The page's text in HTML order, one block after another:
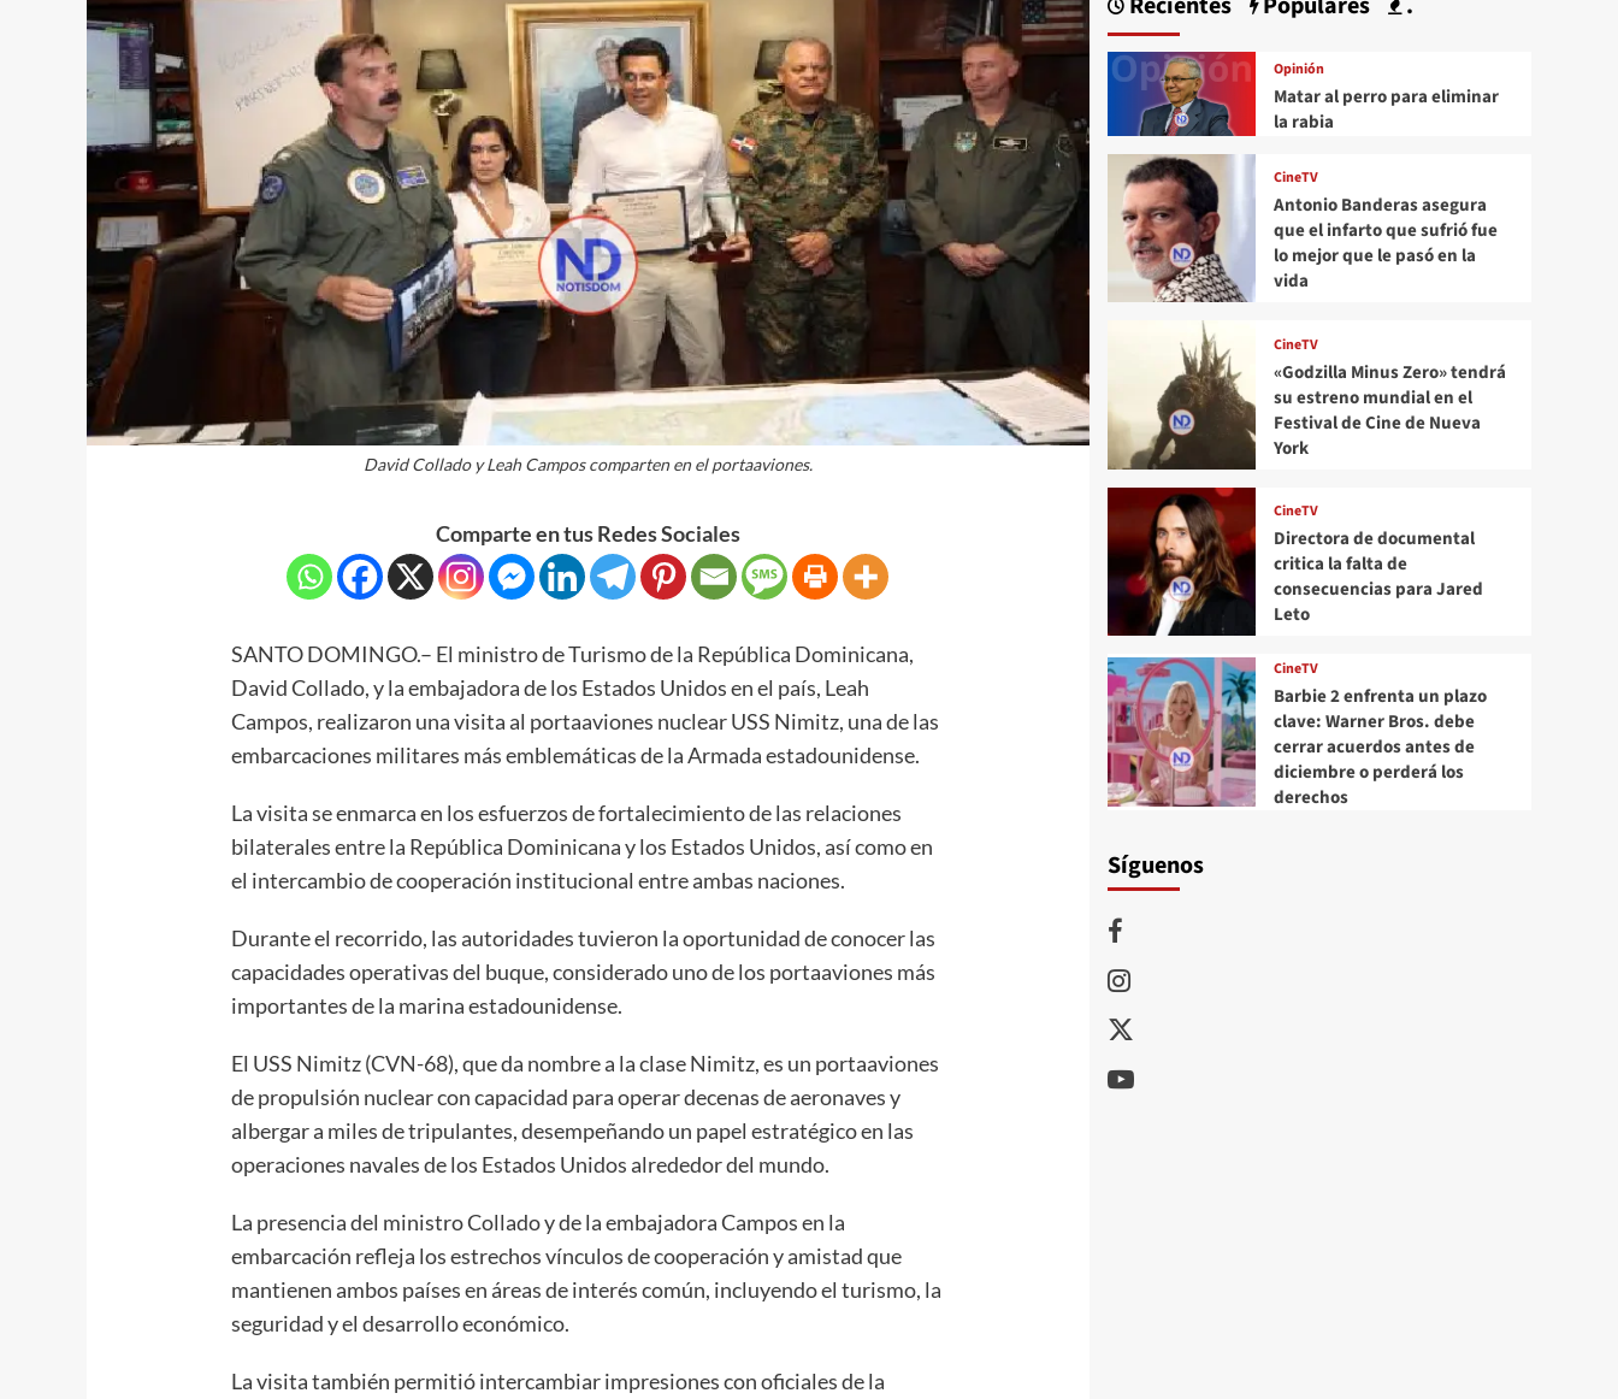
David Collado y Leah Campos comparten en el portaaviones.
Comparte en tus Redes Sociales
SANTO DOMINGO.– El ministro de Turismo de la República Dominicana,
David Collado, y la embajadora de los Estados Unidos en el país, Leah
Campos, realizaron una visita al portaaviones nuclear USS Nimitz, una de las
embarcaciones militares más emblemáticas de la Armada estadounidense.
La visita se enmarca en los esfuerzos de fortalecimiento de las relaciones
bilaterales entre la República Dominicana y los Estados Unidos, así como en
el intercambio de cooperación institucional entre ambas naciones.
Durante el recorrido, las autoridades tuvieron la oportunidad de conocer las
capacidades operativas del buque, considerado uno de los portaaviones más
importantes de la marina estadounidense.
El USS Nimitz (CVN-68), que da nombre a la clase Nimitz, es un portaaviones
de propulsión nuclear con capacidad para operar decenas de aeronaves y
albergar a miles de tripulantes, desempeñando un papel estratégico en las
operaciones navales de los Estados Unidos alrededor del mundo.
La presencia del ministro Collado y de la embajadora Campos en la
embarcación refleja los estrechos vínculos de cooperación y amistad que
mantienen ambos países en áreas de interés común, incluyendo el turismo, la
seguridad y el desarrollo económico.
La visita también permitió intercambiar impresiones con oficiales de la
Opinión
Matar al perro para eliminar
la rabia
CineTV
Antonio Banderas asegura
que el infarto que sufrió fue
lo mejor que le pasó en la
vida
CineTV
«Godzilla Minus Zero» tendrá
su estreno mundial en el
Festival de Cine de Nueva
York
CineTV
Directora de documental
critica la falta de
consecuencias para Jared
Leto
CineTV
Barbie 2 enfrenta un plazo
clave: Warner Bros. debe
cerrar acuerdos antes de
diciembre o perderá los
derechos
Síguenos